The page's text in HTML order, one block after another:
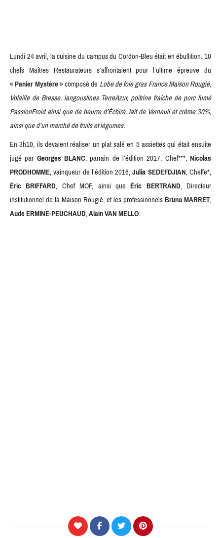
Lundi 24 avril, la cuisine du campus du Cordon-Bleu était en ébullition. 10
chefs Maîtres Restaurateurs s’affrontaient pour l’ultime épreuve du
« Panier Mystère »composé de Lobe de foie gras France Maison Rougié,
Volaille de Bresse, langoustines TerreAzur, poitrine fraîche de porc fumé
PassionFroid ainsi que de beurre d’Échiré, lait de Verneuil et crème 30%,
ainsi que d’un marché de fruits et légumes.
En 3h10, ils devaient réaliser un plat salé en 5 assiettes qui était ensuite
jugé par Georges BLANC, parrain de l’édition 2017, Chef***,Nicolas
PRODHOMME, vainqueur de l’édition 2016,Julia SEDEFDJIAN, Cheffe*,
Éric BRIFFARD, Chef MOF, ainsi queÉric BERTRAND, Directeur
institutionnel de la Maison Rougié, et les professionnelsBruno MARRET,
Aude ERMINE-PEUCHAUD,Alain VAN MELLO.